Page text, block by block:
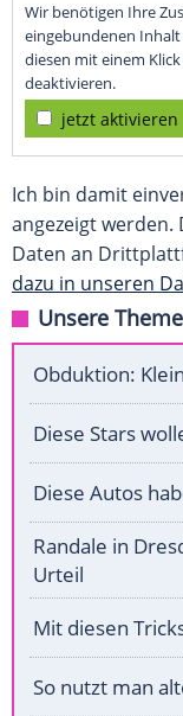
Wir benötigen Ihre
eingebundenen Inhalt
diesen mit einem
deaktivieren.
jetzt aktivieren
Ich bin damit
angezeigt
Daten an
dazu in unseren
Unsere
Obduktion:
Diese Stars
Diese Autos
Randale in
Urteil
Mit diesen
So nutzt man